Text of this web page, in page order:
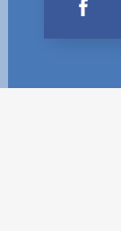
Cele mai bune